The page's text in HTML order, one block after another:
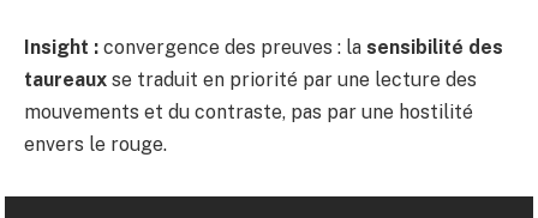
Insight : convergence des preuves : la sensibilité des
taureaux se traduit en priorité par une lecture des
mouvements et du contraste, pas par une hostilité
envers le rouge.